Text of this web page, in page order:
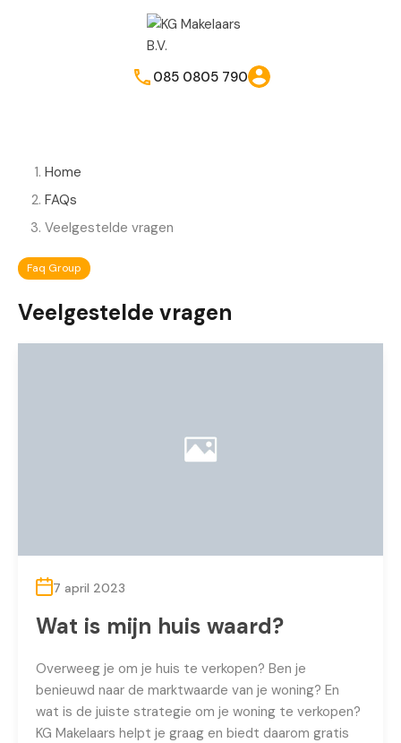
085 0805 790
Home
FAQs
Veelgestelde vragen
Faq Group
Veelgestelde vragen
7 april 2023
Wat is mijn huis waard?
Overweeg je om je huis te verkopen? Ben je
benieuwd naar de marktwaarde van je woning? En
wat is de juiste strategie om je woning te verkopen?
KG Makelaars helpt je graag en biedt daarom gratis